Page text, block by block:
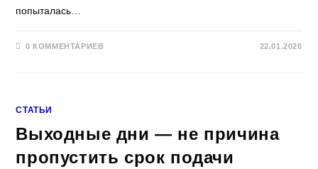
попыталась…
0 КОММЕНТАРИЕВ 22.01.2026
СТАТЬИ
Выходные дни — не причина
пропустить срок подачи